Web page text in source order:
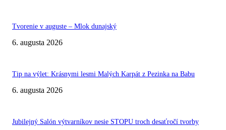
Tvorenie v auguste – Mlok dunajský
6. augusta 2026
Tip na výlet: Krásnymi lesmi Malých Karpát z Pezinka na Babu
6. augusta 2026
Jubilejný Salón výtvarníkov nesie STOPU troch desaťročí tvorby